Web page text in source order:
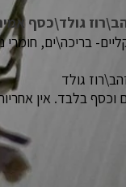
גולד\כסף
בריכה\ים, חומרי
גולד
בלבד. אין אחריות